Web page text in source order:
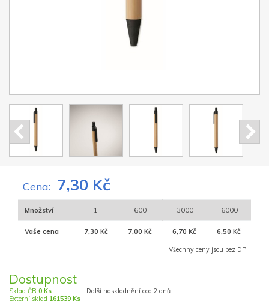
Cena: 7,30 Kč
Množství 1 600 3000 6000
Vaše cena 7,30 Kč 7,00 Kč 6,70 Kč 6,50 Kč
Všechny ceny jsou bez DPH
Dostupnost
Sklad ČR 0 Ks
Externí sklad 161539 Ks
Další naskladnění cca 2 dnů